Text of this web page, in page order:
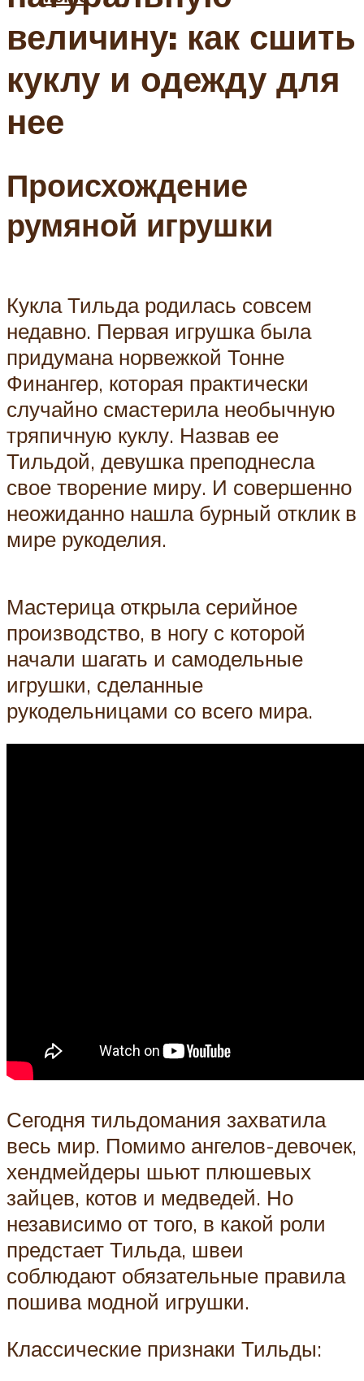
величину: как сшить
куклу и одежду для
нее
Происхождение
румяной игрушки
Кукла Тильда родилась совсем
недавно. Первая игрушка была
придумана норвежкой Тонне
Финангер, которая практически
случайно смастерила необычную
тряпичную куклу. Назвав ее
Тильдой, девушка преподнесла
свое творение миру. И совершенно
неожиданно нашла бурный отклик в
мире рукоделия.
Мастерица открыла серийное
производство, в ногу с которой
начали шагать и самодельные
игрушки, сделанные
рукодельницами со всего мира.
Сегодня тильдомания захватила
весь мир. Помимо ангелов-девочек,
хендмейдеры шьют плюшевых
зайцев, котов и медведей. Но
независимо от того, в какой роли
предстает Тильда, швеи
соблюдают обязательные правила
пошива модной игрушки.
Классические признаки Тильды: